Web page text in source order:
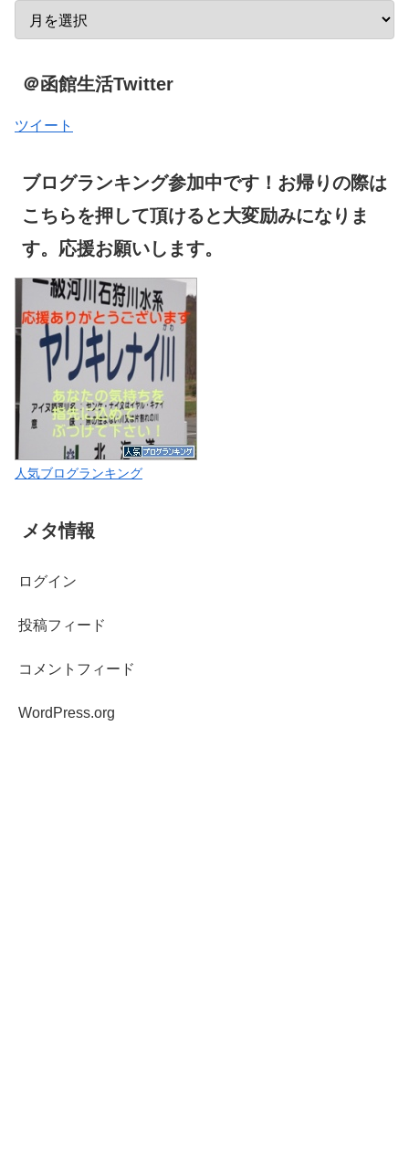
＠函館生活Twitter
ツイート
ブログランキング参加中です！お帰りの際は
こちらを押して頂けると大変励みになりま
す。応援お願いします。
人気ブログランキング
メタ情報
ログイン
投稿フィード
コメントフィード
WordPress.org